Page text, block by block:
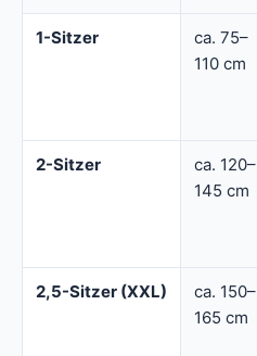
1-Sitzer
ca. 75–
110 cm
2-Sitzer
ca. 120–
145 cm
2,5-Sitzer (XXL)
ca. 150–
165 cm